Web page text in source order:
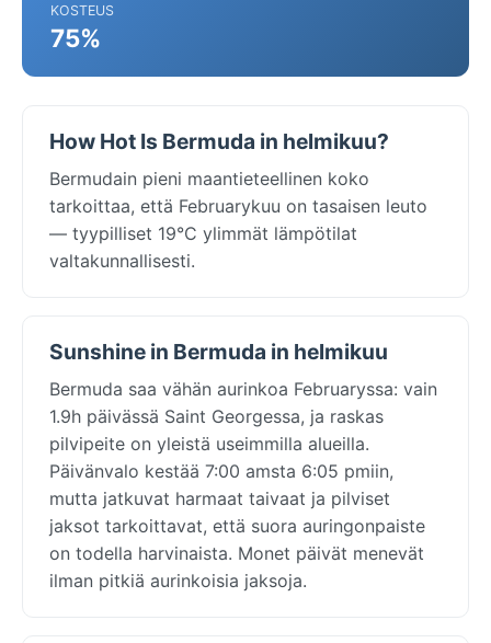
KOSTEUS
75%
How Hot Is Bermuda in helmikuu?
Bermudain pieni maantieteellinen koko
tarkoittaa, että Februarykuu on tasaisen leuto
— tyypilliset 19°C ylimmät lämpötilat
valtakunnallisesti.
Sunshine in Bermuda in helmikuu
Bermuda saa vähän aurinkoa Februaryssa: vain
1.9h päivässä Saint Georgessa, ja raskas
pilvipeite on yleistä useimmilla alueilla.
Päivänvalo kestää 7:00 amsta 6:05 pmiin,
mutta jatkuvat harmaat taivaat ja pilviset
jaksot tarkoittavat, että suora auringonpaiste
on todella harvinaista. Monet päivät menevät
ilman pitkiä aurinkoisia jaksoja.